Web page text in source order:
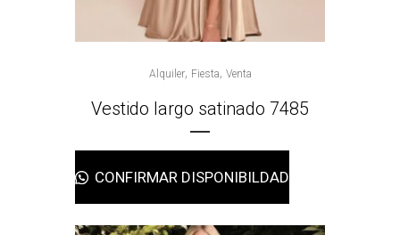
Alquiler, Fiesta, Venta
Vestido largo satinado 7485
CONFIRMAR DISPONIBILDAD